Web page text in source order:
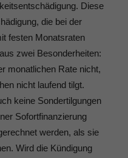
Diese
die bei der
festen Monatsraten
zwei Besonderheiten:
monatlichen Rate nicht,
nicht laufend tilgt.
keine Sondertilgungen
Sofortfinanzierung
werden, als sie
Wird die Kündigung